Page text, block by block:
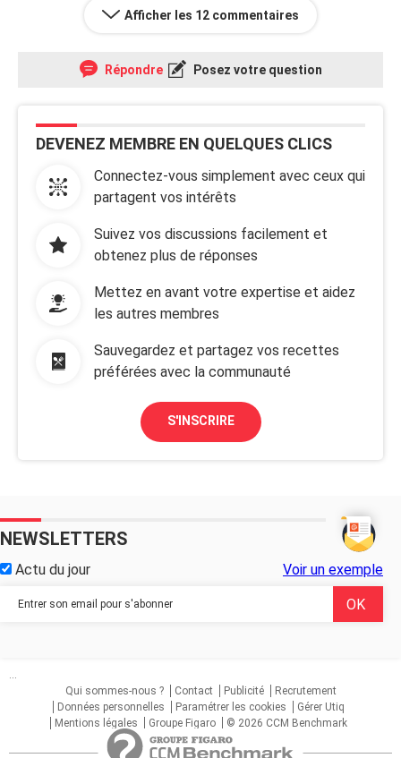
Afficher les 12 commentaires
Répondre Posez votre question
DEVENEZ MEMBRE EN QUELQUES CLICS
Connectez-vous simplement avec ceux qui
partagent vos intérêts
Suivez vos discussions facilement et
obtenez plus de réponses
Mettez en avant votre expertise et aidez
les autres membres
Sauvegardez et partagez vos recettes
préférées avec la communauté
S'INSCRIRE
NEWSLETTERS
Actu du jour Voir un exemple
...
Qui sommes-nous ?
Contact Publicité
Recrutement
Données personnelles
Paramétrer les cookies
Gérer Utiq
Mentions légales
Groupe Figaro © 2026 CCM Benchmark